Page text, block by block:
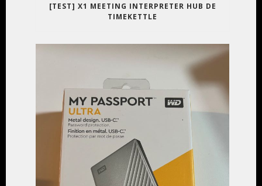
[TEST] X1 MEETING INTERPRETER HUB DE
TIMEKETTLE